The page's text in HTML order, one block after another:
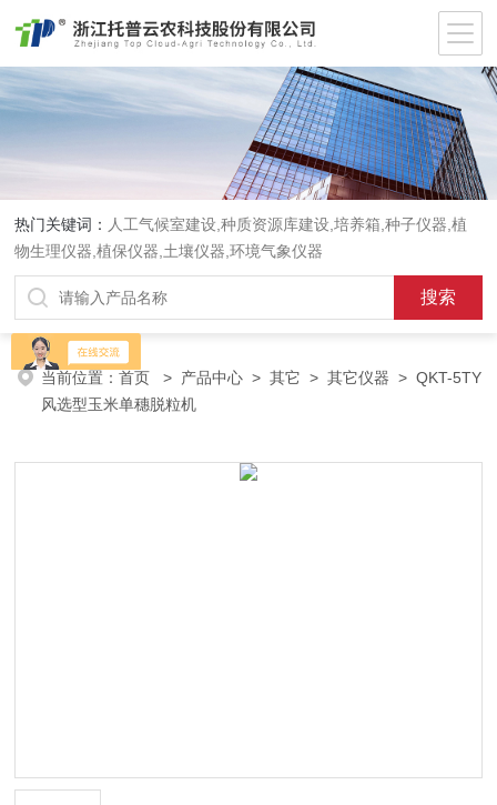
热门关键词： 人工气候室建设,种质资源库建设,培养箱,种子仪器,植
物生理仪器,植保仪器,土壤仪器,环境气象仪器
当前位置：首页 > 产品中心 >其它 >其它仪器 > QKT-5TY
风选型玉米单穗脱粒机